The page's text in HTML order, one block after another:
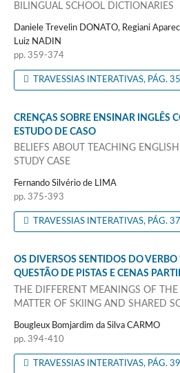
BILINGUAL SCHOOL DICTIONARIES
Daniele Trevelin DONATO, Regiani
Luiz NADIN
pp. 359-374
TRAVESSIAS INTERATIVAS, PÁG.
CRENÇAS SOBRE ENSINAR INGLÊS
ESTUDO DE CASO
BELIEFS ABOUT TEACHING
STUDY CASE
Fernando Silvério de LIMA
pp. 375-393
TRAVESSIAS INTERATIVAS, PÁG.
OS DIVERSOS SENTIDOS DO
QUESTÃO DE PISTAS E CENAS
THE DIFFERENT MEANINGS OF THE
MATTER OF SKIING AND SHARED
Bougleux Bomjardim da Silva CARMO
pp. 394-410
TRAVESSIAS INTERATIVAS, PÁG.